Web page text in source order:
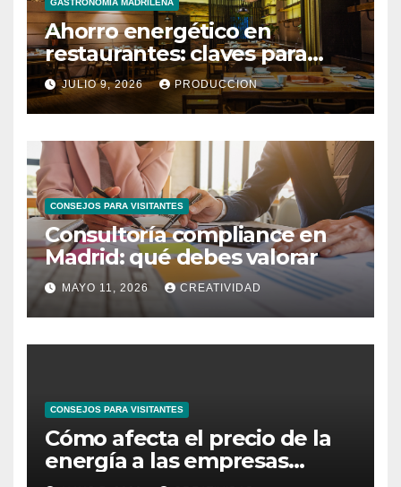
GASTRONOMÍA MADRILEÑA
Ahorro energético en
restaurantes: claves para
reducir costes mensuales
JULIO 9, 2026 PRODUCCION
CONSEJOS PARA VISITANTES
Consultoría compliance en
Madrid: qué debes valorar
MAYO 11, 2026 CREATIVIDAD
CONSEJOS PARA VISITANTES
Cómo afecta el precio de la
energía a las empresas